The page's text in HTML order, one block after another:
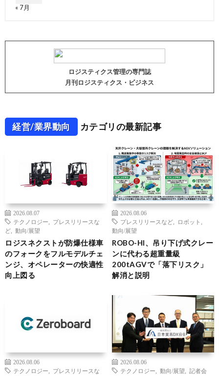
« 7月
ロジスティクス管理の専門誌
月刊ロジスティクス・ビジネス
経営/業界動向 カテゴリの最新記事
2026.08.07
テクノロジー
プレスリリースな
ど
動向/展望
ロジスネクストが防爆仕様車
のフォークをフルモデルチェ
ンジ、オペレーターの快適性
向上図る
2026.08.06
プレスリリースなど
ロボット
動向/展望
ROBO-HI、吊り下げ式クレー
ンに代わる超重量級
200tAGVで「落下リスク」
解消と説明
2026.08.06
テクノロジー
プレスリリースな
2026.08.06
テクノロジー
動向/展望
記者会